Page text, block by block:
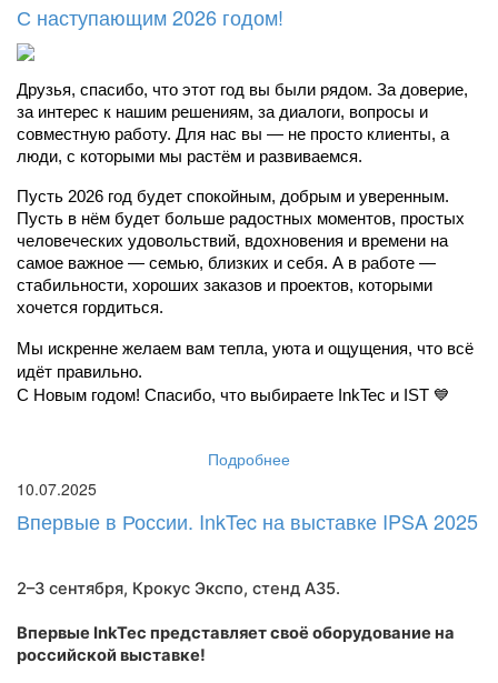
С наступающим 2026 годом!
Друзья, спасибо, что этот год вы были рядом. За доверие,
за интерес к нашим решениям, за диалоги, вопросы и
совместную работу. Для нас вы — не просто клиенты, а
люди, с которыми мы растём и развиваемся.
Пусть 2026 год будет спокойным, добрым и уверенным.
Пусть в нём будет больше радостных моментов, простых
человеческих удовольствий, вдохновения и времени на
самое важное — семью, близких и себя. А в работе —
стабильности, хороших заказов и проектов, которыми
хочется гордиться.
Мы искренне желаем вам тепла, уюта и ощущения, что всё
идёт правильно.
С Новым годом! Спасибо, что выбираете InkTec и IST 💙
Подробнее
10.07.2025
Впервые в России. InkTec на выставке IPSA 2025
2–3 сентября, Крокус Экспо, стенд A35.
Впервые InkTec представляет своё оборудование на
российской выставке!